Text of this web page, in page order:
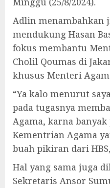
Adlin menambahkan
mendukung Hasan
fokus membantu
Cholil Qoumas di
khusus Menteri
“Ya kalo menurut
pada tugasnya
Agama, karna
Kementrian Agama
buah pikiran dari
Hal yang sama juga
Sekretaris Ansor